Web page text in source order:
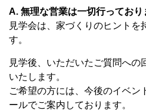
A. 無理な営業は一切行っており
見学会は、家づくりのヒントを
す。
見学後、いただいたご質問への
いたします。
ご希望の方には、今後のイベン
ールでご案内しております。